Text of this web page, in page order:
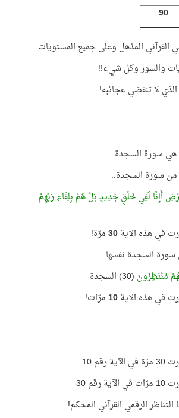
90
القرآني المذهل وعلى جميع المستويات..
والسور وكل شيء!!
لا تنقضي عجائبه!
هي سورة السجدة..
أَإِنَّا لَفِي خَلْقٍ جَدِيدٍ بَلْ هُمْ بِلِقَاءِ رَبِّهِمْ
في هذه الآية30مرّة!
السجدة نفسها..
مُنْتَظِرُونَ (30) السجدة
في هذه الآية10مرّات!
10
30
الرقمي القرآني المحكم!